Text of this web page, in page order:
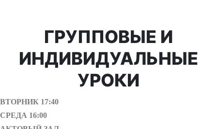
ГРУППОВЫЕ И
ИНДИВИДУАЛЬНЫЕ
УРОКИ
ВТОРНИК 17:40
СРЕДА 16:00